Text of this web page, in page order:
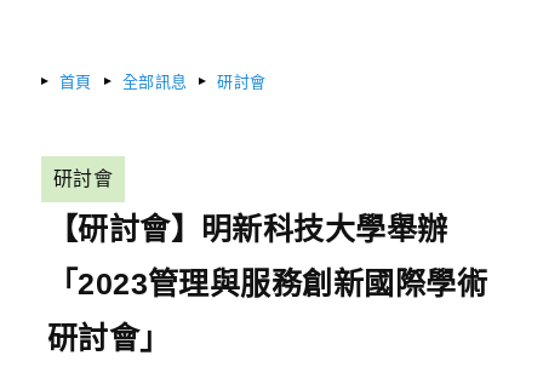
首頁 全部訊息 研討會
研討會
【研討會】明新科技大學舉辦
「2023管理與服務創新國際學術
研討會」